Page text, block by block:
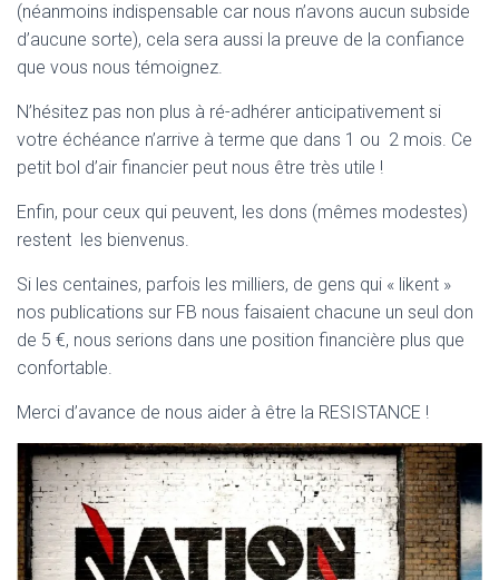
(néanmoins indispensable car nous n’avons aucun subside
d’aucune sorte), cela sera aussi la preuve de la confiance
que vous nous témoignez.
N’hésitez pas non plus à ré-adhérer anticipativement si
votre échéance n’arrive à terme que dans 1 ou 2 mois. Ce
petit bol d’air financier peut nous être très utile !
Enfin, pour ceux qui peuvent, les dons (mêmes modestes)
restent les bienvenus.
Si les centaines, parfois les milliers, de gens qui « likent »
nos publications sur FB nous faisaient chacune un seul don
de 5 €, nous serions dans une position financière plus que
confortable.
Merci d’avance de nous aider à être la RESISTANCE !